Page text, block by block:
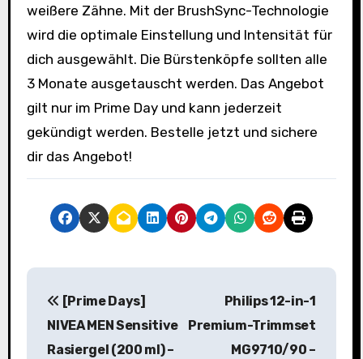
weißere Zähne. Mit der BrushSync-Technologie
wird die optimale Einstellung und Intensität für
dich ausgewählt. Die Bürstenköpfe sollten alle
3 Monate ausgetauscht werden. Das Angebot
gilt nur im Prime Day und kann jederzeit
gekündigt werden. Bestelle jetzt und sichere
dir das Angebot!
B
[Prime Days]
NIVEA MEN Sensitive
Rasiergel (200 ml) –
Philips 12-in-1
Premium-Trimmset
MG9710/90 –